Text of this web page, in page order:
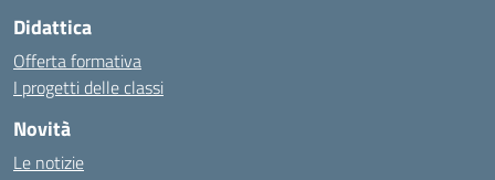
Didattica
Offerta formativa
I progetti delle classi
Novità
Le notizie